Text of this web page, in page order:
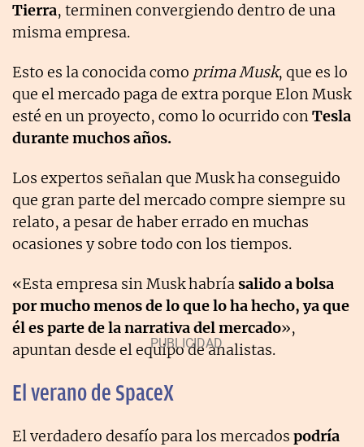
Tierra, terminen convergiendo dentro de una
misma empresa.
Esto es la conocida como prima Musk, que es lo
que el mercado paga de extra porque Elon Musk
esté en un proyecto, como lo ocurrido conTesla
durante muchos años.
Los expertos señalan que Musk ha conseguido
que gran parte del mercado compre siempre su
relato, a pesar de haber errado en muchas
ocasiones y sobre todo con los tiempos.
«Esta empresa sin Musk habríasalido a bolsa
por mucho menos de lo que lo ha hecho, ya que
él es parte de la narrativa del mercado»,
apuntan desde el equipo de analistas.
El verano de SpaceX
El verdadero desafío para los mercados podría